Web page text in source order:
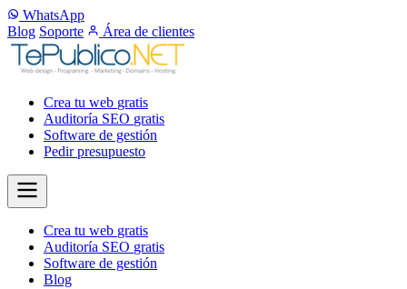
WhatsApp
Blog Soporte Área de clientes
Crea tu web gratis
Auditoría SEO gratis
Software de gestión
Pedir presupuesto
Crea tu web gratis
Auditoría SEO gratis
Software de gestión
Blog